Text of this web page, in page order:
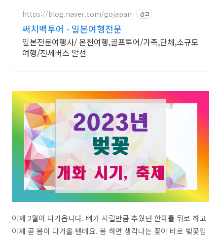
https://blog.naver.com/gojapan- 광고
써치백투어 - 일본여행전문
일본전문여행사/ 온천여행,골프투어/가족,단체,소규모
여행/전세버스 알선
이제 2월이 다가옵니다. 뼈가 시릴만큼 추웠던 한파를 뒤로 하고
이제 곧 봄이 다가올 텐데요. 봄 하면 생각나는 꽃이 바로 벚꽃입